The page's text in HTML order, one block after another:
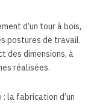
d’un tour à bois,
postures de travail.
des dimensions, à
réalisées.
la fabrication d’un